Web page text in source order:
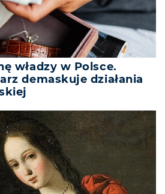
władzy w Polsce.
demaskuje działania